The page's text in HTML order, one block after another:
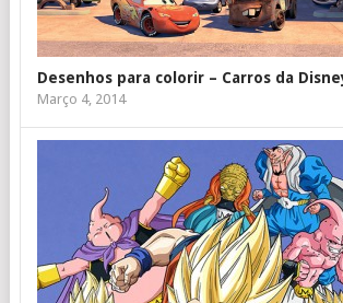
Desenhos para colorir – Carros da
Março 4, 2014